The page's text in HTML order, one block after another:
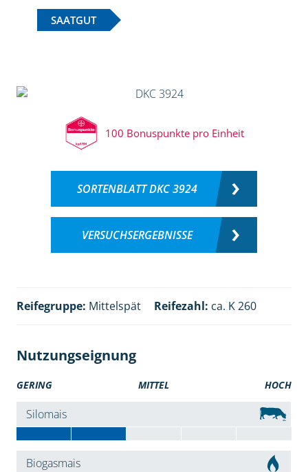
SAATGUT
100 Bonuspunkte pro Einheit
SORTENBLATT DKC 3924
VERSUCHSERGEBNISSE
Reifegruppe: Mittelspät Reifezahl: ca. K 260
Nutzungseignung
GERING MITTEL HOCH
Silomais
Biogasmais